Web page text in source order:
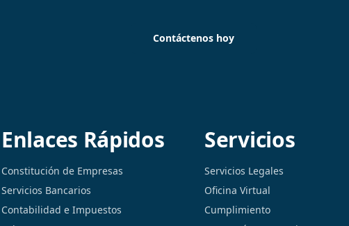
Contáctenos hoy
Enlaces Rápidos
Constitución de Empresas
Servicios Bancarios
Contabilidad e Impuestos
Servicios
Servicios Legales
Oficina Virtual
Cumplimiento